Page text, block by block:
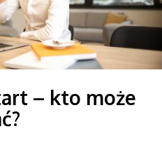
– kto może